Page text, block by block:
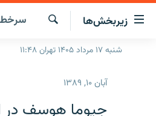
لینک‌های
قابلیت
دسترسی
زیربخش‌ها
صفحه اصلی
جستجو
سرخط‌
شنبه ۱۷ مرداد ۱۴۰۵ تهران ۱۱:۴۸
آبان ۱۰, ۱۳۸۹
جیوما هوسف در